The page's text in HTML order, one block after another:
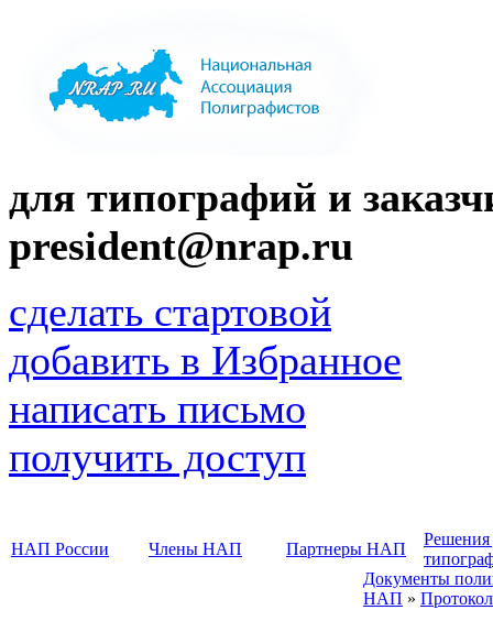
для типографий и
president@nrap.ru
сделать стартовой
добавить в Избранное
написать письмо
получить доступ
НАП России Члены НАП Партнеры НАП
Решения
Документы
НАП »